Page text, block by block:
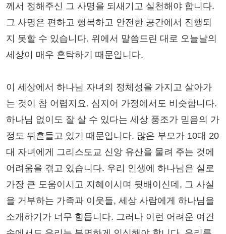
께서 정해주신 그 사명을 되새기고 실천해야 합니다.
그 사명은 편하고 행복하고 안전한 공간에서 진행되
지 못할 수 있습니다. 위에서 말씀드린 대로 오늘날의
세상이 매우 혼탁하기 때문입니다.
이 세상에서 하나님 자녀의 정체성을 가지고 살아가
는 것이 참 어렵지요. 심지어 가정에서도 비슷합니다.
하나님 없이도 잘 살 수 있다는 세상 풍조가 믿음의 가
정도 뒤흔들고 있기 때문입니다. 많은 부모가 10대 20
대 자녀에게 그리스도교 신앙 유산을 물려 주는 것에
어려움을 겪고 있습니다. 우리 인생에 하나님은 실로
가장 큰 도움이시고 지혜이시며 뒷배이신데, 그 사실
을 거부하는 가족과 이웃들, 세상 사람에게 하나님을
소개하기가 너무 힘듭니다. 그러나 이런 어려운 여건